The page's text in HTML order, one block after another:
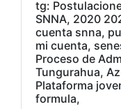
tg:
SNNA, 2020
cuenta snna,
mi cuenta,
Proceso de
Tungurahua,
Plataforma
formula,